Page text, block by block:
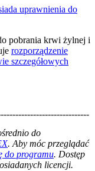
uprawnienia do
pobrania krwi żylnej i
rozporządzenie
szczegółowych
do
. Aby móc przeglądać
do programu. Dostęp
licencji.